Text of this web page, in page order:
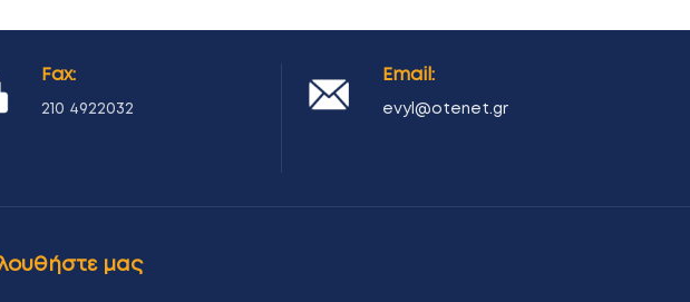
Fax:
210 4922032
Email:
evyl@otenet.gr
μας